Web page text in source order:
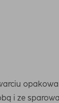
i ze